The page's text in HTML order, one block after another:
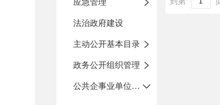
应急管理
法治政府建设
主动公开基本目录
政务公开组织管理
公共企事业单位信息公开